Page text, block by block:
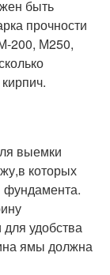
быть
прочности
200, М250,
выемки
которых
фундамента.
удобства
ямы должна